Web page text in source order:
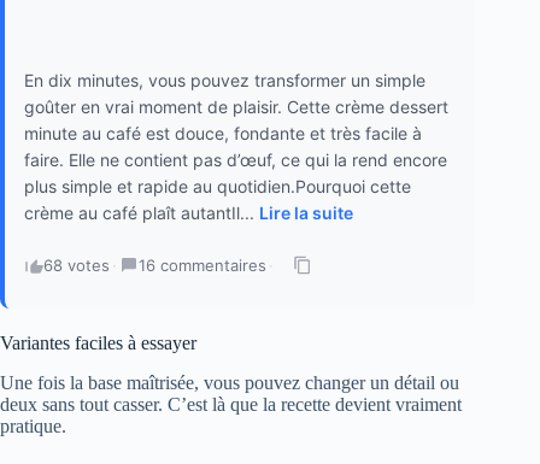
En dix minutes, vous pouvez transformer un simple
goûter en vrai moment de plaisir. Cette crème dessert
minute au café est douce, fondante et très facile à
faire. Elle ne contient pas d’œuf, ce qui la rend encore
plus simple et rapide au quotidien.Pourquoi cette
crème au café plaît autantIl... Lire la suite
68 votes · 16 commentaires ·
Variantes faciles à essayer
Une fois la base maîtrisée, vous pouvez changer un détail ou
deux sans tout casser. C’est là que la recette devient vraiment
pratique.